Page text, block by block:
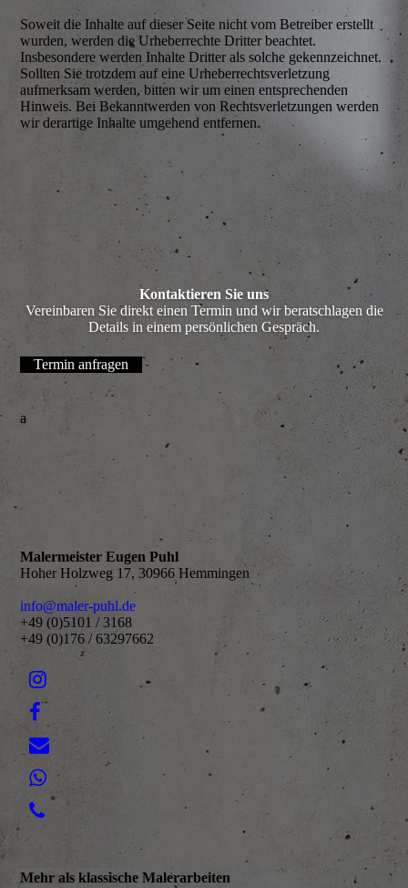
Soweit die Inhalte auf dieser Seite nicht vom Betreiber erstellt
wurden, werden die Urheber­rechte Dritter beachtet.
Insbesondere werden Inhalte Dritter als solche gekennzeichnet.
Sollten Sie trotzdem auf eine Urheber­rechts­verletzung
aufmerksam werden, bitten wir um einen entsprechenden
Hinweis. Bei Bekanntwerden von Rechts­verletzungen werden
wir derartige Inhalte umgehend entfernen.
Kontaktieren Sie uns
Vereinbaren Sie direkt einen Termin und wir beratschlagen die
Details in einem persönlichen Gespräch.
Termin anfragen
a
Malermeister Eugen Puhl
Hoher Holzweg 17, 30966 Hemmingen
info@maler-puhl.de
+49 (0)5101 / 3168
+49 (0)176 / 63297662
Mehr als klassische Malerarbeiten